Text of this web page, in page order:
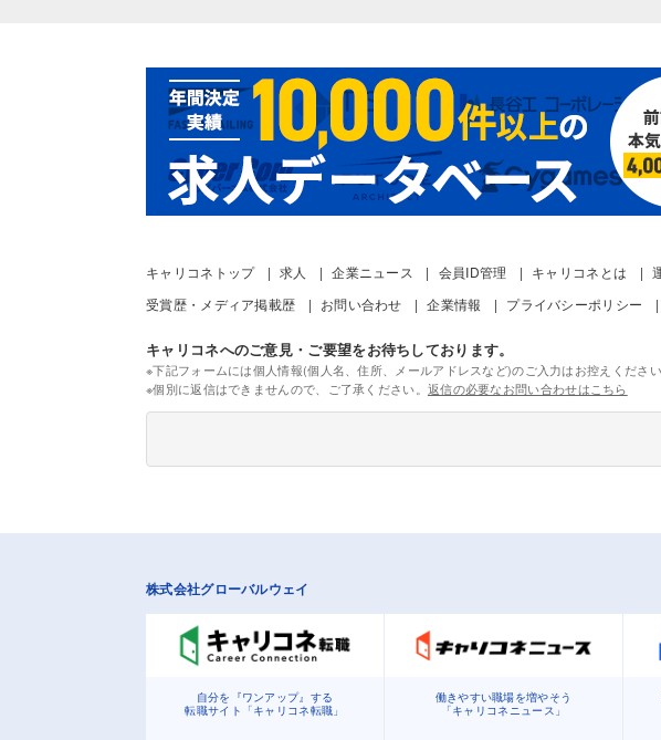
キャリコネトップ 求人 企業ニュース 会員ID管理 キャリコネとは
受賞歴・メディア掲載歴
お問い合わせ 企業情報 プライバシーポリシー
キャリコネへのご意見・ご要望をお待ちしております。
※下記フォームには個人情報(個人名、住所、メールアドレスなど)のご入力はお控えください
※個別に返信はできませんので、ご了承ください。 返信の必要なお問い合わせはこちら
株式会社グローバルウェイ
自分を『ワンアップ』する
転職サイト「キャリコネ転職」
働きやすい職場を増やそう
「キャリコネニュース」